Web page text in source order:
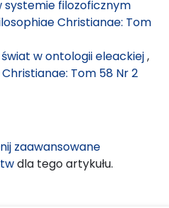
filozoficznym
Christianae: Tom
świat w ontologii eleackiej,
Tom 58 Nr 2
zaawansowane
dla tego artykułu.